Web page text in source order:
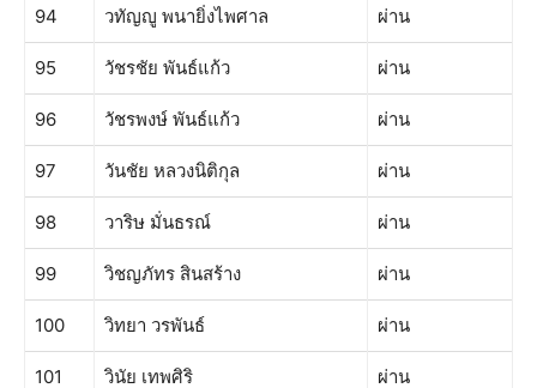
94 วทัญญู พนายิ่งไพศาล ผ่าน
95 วัชรชัย พันธ์แก้ว ผ่าน
96 วัชรพงษ์​ พันธ์แก้ว ผ่าน
97 วันชัย หลวงนิติกุล ผ่าน
98 วาริษ มั่นธรณ์ ผ่าน
99 วิชญภัทร สินสร้าง ผ่าน
100 วิทยา วรพันธ์ ผ่าน
101 วินัย เทพศิริ ผ่าน